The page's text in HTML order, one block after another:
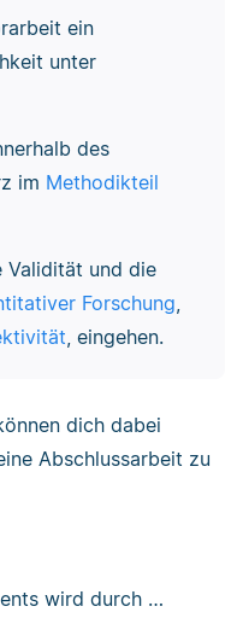
ein
unter
des
im Methodikteil
Validität und die
Forschung,
, eingehen.
dich dabei
Abschlussarbeit zu
wird durch …